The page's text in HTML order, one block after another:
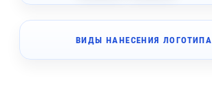
ВИДЫ НАНЕСЕНИЯ ЛОГОТИПА